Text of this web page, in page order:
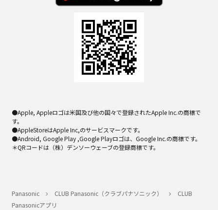
●Apple, Appleロゴは米国及び他の国々で登録されたApple Inc.の商標で
す。
●AppleStoreはApple Inc,のサービスマークです。
●Android, Google Play ,Google Playロゴは、Google Inc.の商標です。
＊QRコードは（株）デンソーウェーブの登録商標です。
Panasonic CLUB Panasonic（クラブパナソニック）
CLUB
Panasonicアプリ